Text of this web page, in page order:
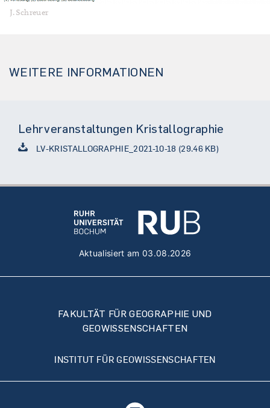
J.Schreuer
WEITERE INFORMATIONEN
Lehrveranstaltungen Kristallographie
Document
LV-KRISTALLOGRAPHIE_2021-10-18 (29.46 KB)
Aktualisiert am 03.08.2026
FAKULTÄT FÜR GEOGRAPHIE UND
GEOWISSENSCHAFTEN
INSTITUT FÜR GEOWISSENSCHAFTEN